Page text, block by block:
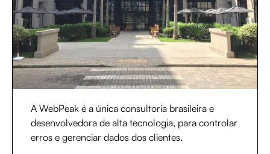
A WebPeak é a única consultoria brasileira e
desenvolvedora de alta tecnologia, para controlar
erros e gerenciar dados dos clientes.